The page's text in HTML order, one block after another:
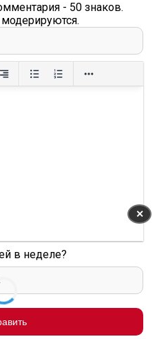
- 50 знаков.
в неделе?
✕